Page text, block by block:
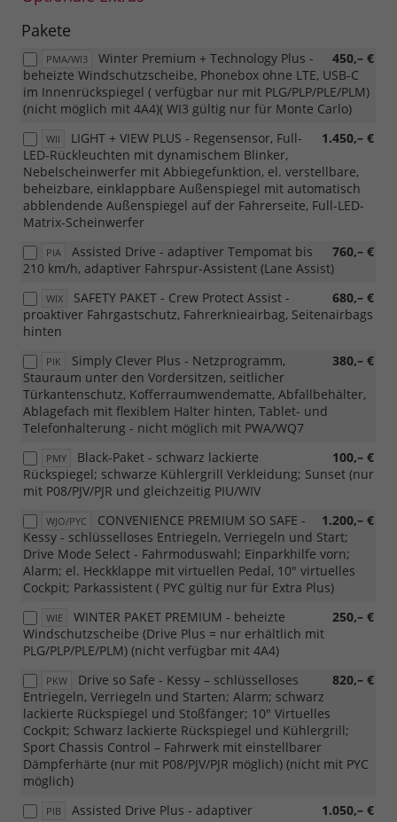
Pakete
PMA/WI3 450,– €
Winter Premium + Technology Plus -
beheizte Windschutzscheibe, Phonebox ohne LTE, USB-C
im Innenrückspiegel ( verfügbar nur mit PLG/PLP/PLE/PLM)
(nicht möglich mit 4A4)( WI3 gültig nur für Monte Carlo)
WII 1.450,– €
LIGHT + VIEW PLUS - Regensensor, Full-
LED-Rückleuchten mit dynamischem Blinker,
Nebelscheinwerfer mit Abbiegefunktion, el. verstellbare,
beheizbare, einklappbare Außenspiegel mit automatisch
abblendende Außenspiegel auf der Fahrerseite, Full-LED-
Matrix-Scheinwerfer
PIA 760,– €
Assisted Drive - adaptiver Tempomat bis
210 km/h, adaptiver Fahrspur-Assistent (Lane Assist)
WIX 680,– €
SAFETY PAKET - Crew Protect Assist -
proaktiver Fahrgastschutz, Fahrerknieairbag, Seitenairbags
hinten
PIK 380,– €
Simply Clever Plus - Netzprogramm,
Stauraum unter den Vordersitzen, seitlicher
Türkantenschutz, Kofferraumwendematte, Abfallbehälter,
Ablagefach mit flexiblem Halter hinten, Tablet- und
Telefonhalterung - nicht möglich mit PWA/WQ7
PMY 100,– €
Black-Paket - schwarz lackierte
Rückspiegel; schwarze Kühlergrill Verkleidung; Sunset (nur
mit P08/PJV/PJR und gleichzeitig PIU/WIV
WJO/PYC 1.200,– €
CONVENIENCE PREMIUM SO SAFE -
Kessy - schlüsselloses Entriegeln, Verriegeln und Start;
Drive Mode Select - Fahrmoduswahl; Einparkhilfe vorn;
Alarm; el. Heckklappe mit virtuellen Pedal, 10" virtuelles
Cockpit; Parkassistent ( PYC gültig nur für Extra Plus)
WIE 250,– €
WINTER PAKET PREMIUM - beheizte
Windschutzscheibe (Drive Plus = nur erhältlich mit
PLG/PLP/PLE/PLM) (nicht verfügbar mit 4A4)
PKW 820,– €
Drive so Safe - Kessy – schlüsselloses
Entriegeln, Verriegeln und Starten; Alarm; schwarz
lackierte Rückspiegel und Stoßfänger; 10" Virtuelles
Cockpit; Schwarz lackierte Rückspiegel und Kühlergrill;
Sport Chassis Control – Fahrwerk mit einstellbarer
Dämpferhärte (nur mit P08/PJV/PJR möglich) (nicht mit PYC
möglich)
PIB 1.050,– €
Assisted Drive Plus - adaptiver